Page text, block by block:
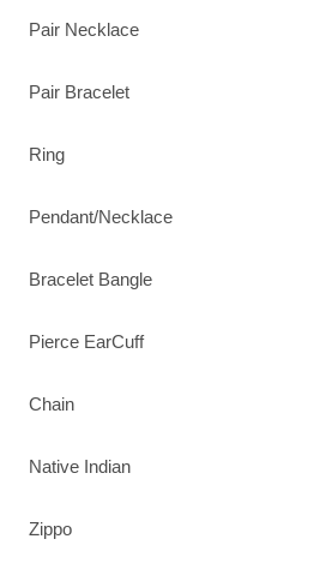
Pair Necklace
Pair Bracelet
Ring
Pendant/Necklace
Bracelet Bangle
Pierce EarCuff
Chain
Native Indian
Zippo